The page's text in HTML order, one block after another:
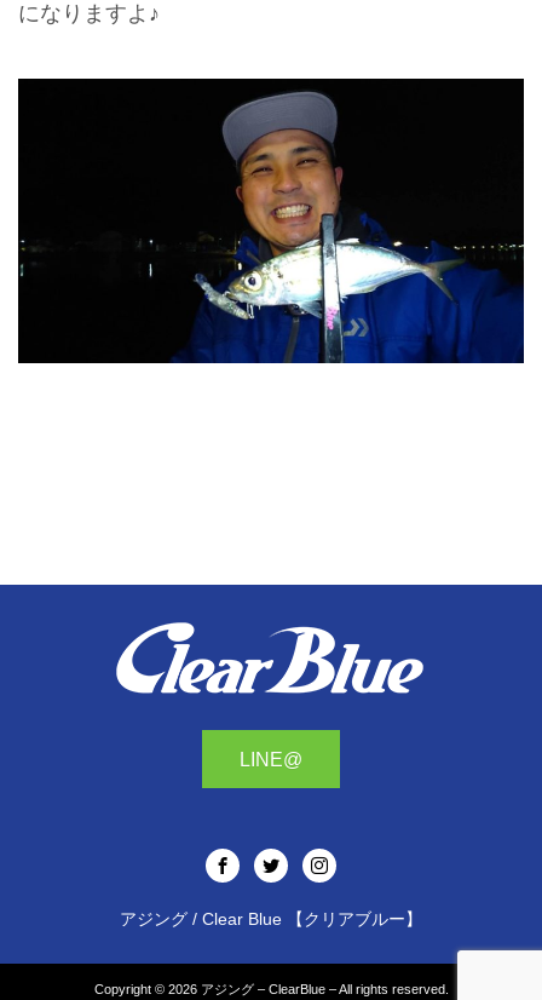
になりますよ♪
LINE@
アジング / Clear Blue 【クリアブルー】
Copyright © 2026 アジング – ClearBlue –All rights reserved.